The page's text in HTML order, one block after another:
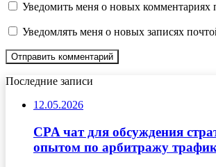
Уведомить меня о новых комментариях
Уведомлять меня о новых записях
Последние записи
12.05.2026
CPA чат для обсуждения
опытом по арбитражу